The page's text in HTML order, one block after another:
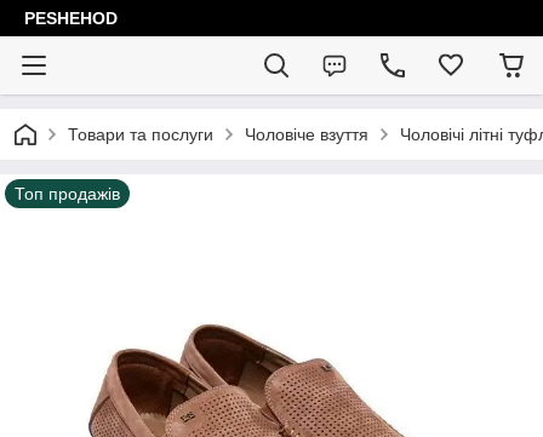
PESHEHOD
Товари та послуги Чоловіче взуття Чоловічі літні
Топ продажів